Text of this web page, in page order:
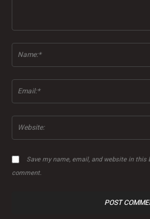
Save my name, email, and website in
comment.